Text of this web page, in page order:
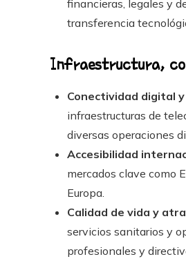
financieras, legales y
transferencia
Infraestructura,
Conectividad digital
infraestructuras de
diversas operaciones
Accesibilidad
mercados clave como
Europa.
Calidad de vida y
servicios sanitarios y
profesionales y